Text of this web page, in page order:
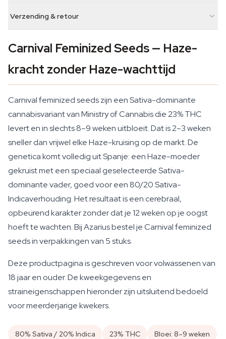
Verzending & retour
Carnival Feminized Seeds — Haze-
kracht zonder Haze-wachttijd
Carnival feminized seeds zijn een Sativa-dominante
cannabisvariant van Ministry of Cannabis die 23% THC
levert en in slechts 8–9 weken uitbloeit. Dat is 2–3 weken
sneller dan vrijwel elke Haze-kruising op de markt. De
genetica komt volledig uit Spanje: een Haze-moeder
gekruist met een speciaal geselecteerde Sativa-
dominante vader, goed voor een 80/20 Sativa-
Indicaverhouding. Het resultaat is een cerebraal,
opbeurend karakter zonder dat je 12 weken op je oogst
hoeft te wachten. Bij Azarius bestel je Carnival feminized
seeds in verpakkingen van 5 stuks.
Deze productpagina is geschreven voor volwassenen van
18 jaar en ouder. De kweekgegevens en
straineigenschappen hieronder zijn uitsluitend bedoeld
voor meerderjarige kwekers.
80% Sativa / 20% Indica 23% THC
Bloei: 8–9 weken